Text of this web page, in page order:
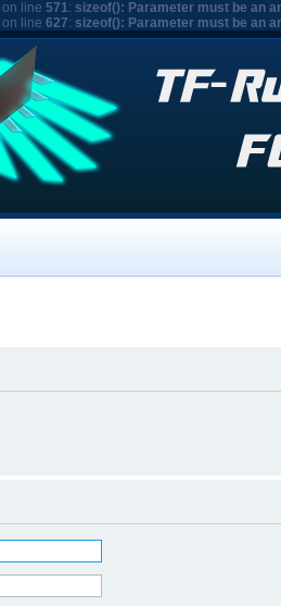
on line 571: sizeof(): Parameter must be an
on line 627: sizeof(): Parameter must be an